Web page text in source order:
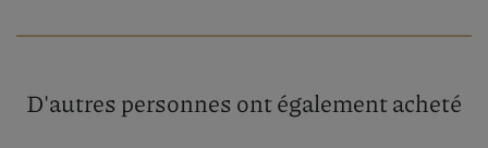
D'autres personnes ont également acheté